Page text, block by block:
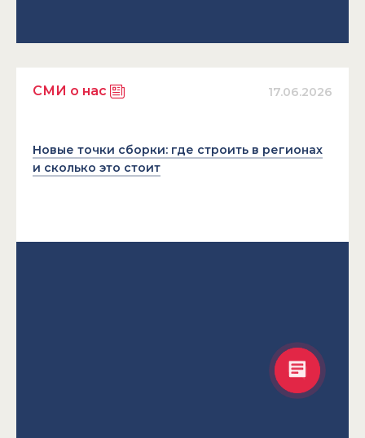
СМИ о нас 17.06.2026
Новые точки сборки: где строить в регионах
и сколько это стоит